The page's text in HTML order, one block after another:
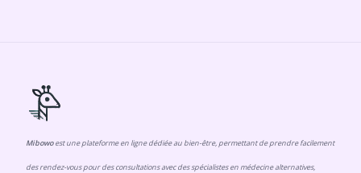
Mibowoest une plateforme en ligne dédiée au bien-être, permettant de prendre facilement
des rendez-vous pour des consultations avec des spécialistes en médecine alternatives,